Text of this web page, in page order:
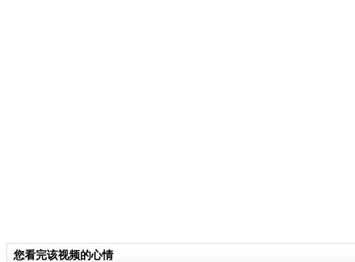
您看完该视频的心情